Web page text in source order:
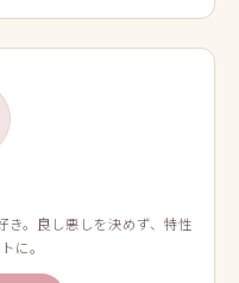
き。良し悪しを決めず、特性
に。